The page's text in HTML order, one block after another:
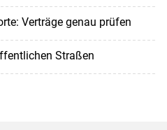
Verträge genau prüfen
Straßen